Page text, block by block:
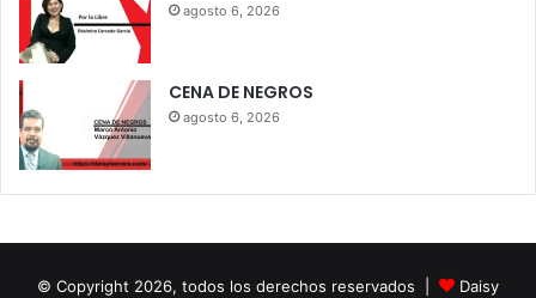
agosto 6, 2026
CENA DE NEGROS
agosto 6, 2026
© Copyright 2026, todos los derechos reservados | Daisy